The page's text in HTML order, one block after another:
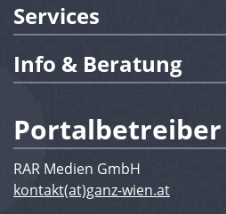
Services
Info & Beratung
Portalbetreiber
RAR Medien GmbH
kontakt(at)ganz-wien.at